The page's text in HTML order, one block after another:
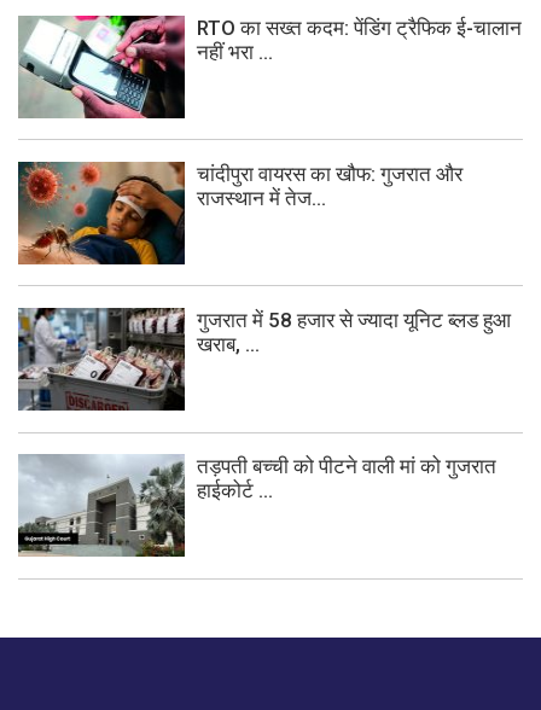
RTO का सख्त कदम: पेंडिंग ट्रैफिक ई-चालान
नहीं भरा ...
चांदीपुरा वायरस का खौफ: गुजरात और
राजस्थान में तेज...
गुजरात में 58 हजार से ज्यादा यूनिट ब्लड हुआ
खराब, ...
तड़पती बच्ची को पीटने वाली मां को गुजरात
हाईकोर्ट ...